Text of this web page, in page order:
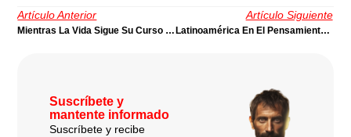
Artículo Anterior
Mientras La Vida Sigue Su Curso NIÑEZ, FAMILIA, COMUNIDAD Y FORMACIÓN TEOLÓGICA
Artículo Siguiente
Latinoamérica En El Pensamiento De Martin Luther King, Jr: No Violencia, Solidaridad E Internacionalismo
Suscríbete y
mantente informado
Suscríbete y recibe